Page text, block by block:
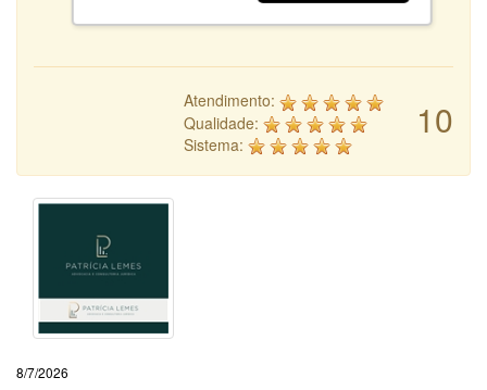
10
Atendimento:
Qualidade:
Sistema:
8/7/2026